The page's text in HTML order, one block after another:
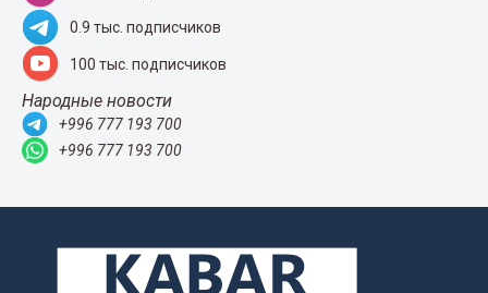
0.9 тыс. подписчиков
100 тыс. подписчиков
Народные новости
+996 777 193 700
+996 777 193 700